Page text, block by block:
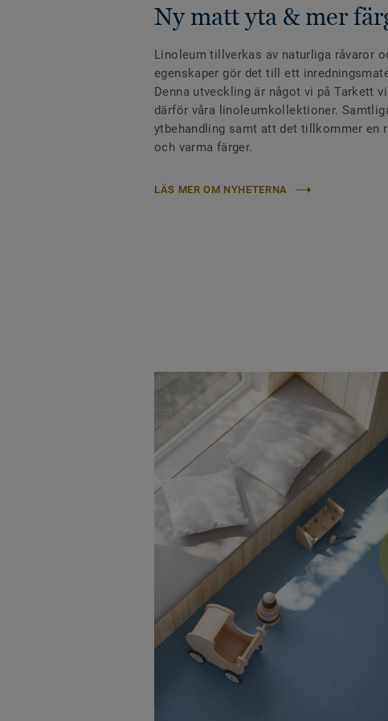
Ny matt yta & mer
Linoleum tillverkas av naturliga råvaror
egenskaper gör det till ett
Denna utveckling är något vi på Tarkett
därför våra linoleumkollektioner.
ytbehandling samt att det tillkommer en
och varma färger.
LÄS MER OM NYHETERNA